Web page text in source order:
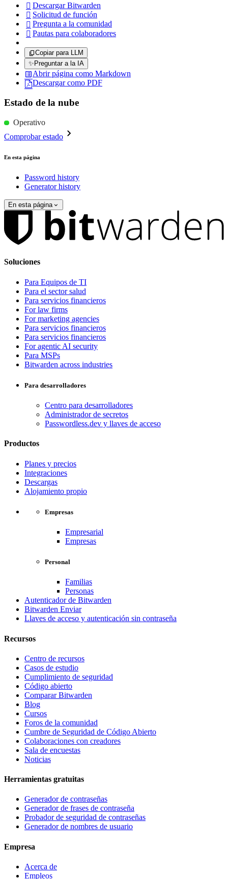
 Descargar Bitwarden
 Solicitud de función
 Pregunta a la comunidad
 Pautas para colaboradores
Copiar para LLM
✨ Preguntar a la IA
Abrir página como Markdown
Descargar como PDF
Estado de la nube
Operativo
Comprobar estado
En esta página
Password history
Generator history
En esta página
Soluciones
Para Equipos de TI
Para el sector salud
Para servicios financieros
For law firms
For marketing agencies
Para servicios financieros
Para servicios financieros
For agentic AI security
Para MSPs
Bitwarden across industries
Para desarrolladores
Centro para desarrolladores
Administrador de secretos
Passwordless.dev y llaves de acceso
Productos
Planes y precios
Integraciones
Descargas
Alojamiento propio
Empresas
Empresarial
Empresas
Personal
Familias
Personas
Autenticador de Bitwarden
Bitwarden Enviar
Llaves de acceso y autenticación sin contraseña
Recursos
Centro de recursos
Casos de estudio
Cumplimiento de seguridad
Código abierto
Comparar Bitwarden
Blog
Cursos
Foros de la comunidad
Cumbre de Seguridad de Código Abierto
Colaboraciones con creadores
Sala de encuestas
Noticias
Herramientas gratuitas
Generador de contraseñas
Generador de frases de contraseña
Probador de seguridad de contraseñas
Generador de nombres de usuario
Empresa
Acerca de
Empleos